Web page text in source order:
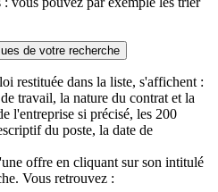
de votre recherche
restituée dans la liste, s'affichent :
travail, la nature du contrat et la
l'entreprise si précisé, les 200
du poste, la date de
offre en cliquant sur son intitulé
Vous retrouvez :